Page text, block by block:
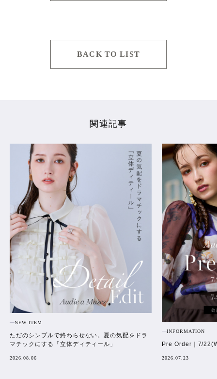
BACK TO LIST
関連記事
NEW ITEM
ただのシンプルで終わらせない。夏の気配をドラ
マチックにする「立体ディティール」
2026.08.06
INFORMATION
Pre Order｜7/
2026.07.23